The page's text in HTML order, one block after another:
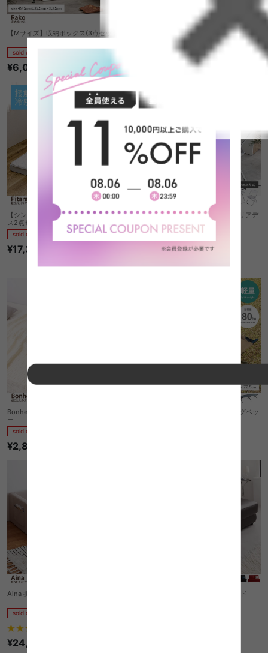
【Mサイズ】収納ボックス(3点セット)
sold out
¥6,090
【セミダブル】Pitara 敷きパッド+マット
レス2点セット
【シングル】Pitara 敷きパッド+マットレ
ス2点セット
sold out
¥17,300
【2点セット】Glace 折りたたみクリアデ
スクセット
sold out
2件
¥16,998
Bonheur 折りたたみ式すべりにくいトレ
ー
sold out
¥2,840
【シングル】Sveg フォールディングベッ
Aina 折りたたみソファベッド
sold out
¥24,999
【幅140cm】Cleobury ソファベッド